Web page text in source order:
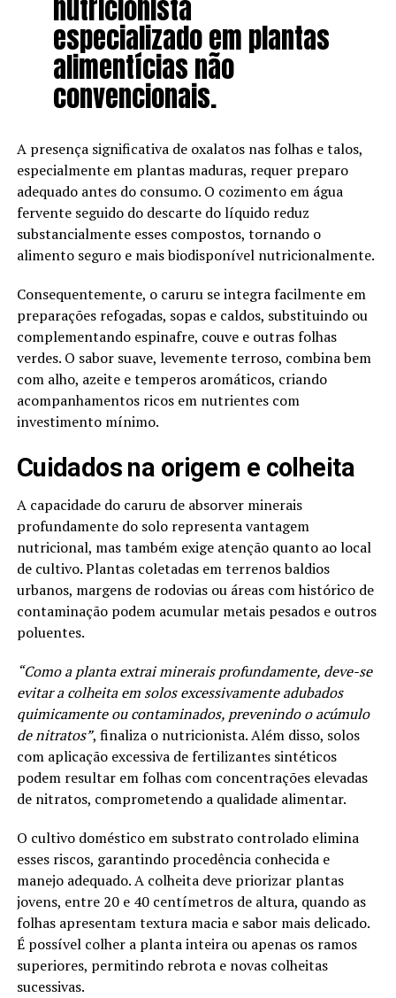
nutricionista
especializado em plantas
alimentícias não
convencionais.
A presença significativa de oxalatos nas folhas e talos,
especialmente em plantas maduras, requer preparo
adequado antes do consumo. O cozimento em água
fervente seguido do descarte do líquido reduz
substancialmente esses compostos, tornando o
alimento seguro e mais biodisponível nutricionalmente.
Consequentemente, o caruru se integra facilmente em
preparações refogadas, sopas e caldos, substituindo ou
complementando espinafre, couve e outras folhas
verdes. O sabor suave, levemente terroso, combina bem
com alho, azeite e temperos aromáticos, criando
acompanhamentos ricos em nutrientes com
investimento mínimo.
Cuidados na origem e colheita
A capacidade do caruru de absorver minerais
profundamente do solo representa vantagem
nutricional, mas também exige atenção quanto ao local
de cultivo. Plantas coletadas em terrenos baldios
urbanos, margens de rodovias ou áreas com histórico de
contaminação podem acumular metais pesados e outros
poluentes.
“Como a planta extrai minerais profundamente, deve-se
evitar a colheita em solos excessivamente adubados
quimicamente ou contaminados, prevenindo o acúmulo
de nitratos”, finaliza o nutricionista. Além disso, solos
com aplicação excessiva de fertilizantes sintéticos
podem resultar em folhas com concentrações elevadas
de nitratos, comprometendo a qualidade alimentar.
O cultivo doméstico em substrato controlado elimina
esses riscos, garantindo procedência conhecida e
manejo adequado. A colheita deve priorizar plantas
jovens, entre 20 e 40 centímetros de altura, quando as
folhas apresentam textura macia e sabor mais delicado.
É possível colher a planta inteira ou apenas os ramos
superiores, permitindo rebrota e novas colheitas
sucessivas.